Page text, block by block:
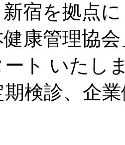
宿を拠点
康管理協
ト いたし
検診、企